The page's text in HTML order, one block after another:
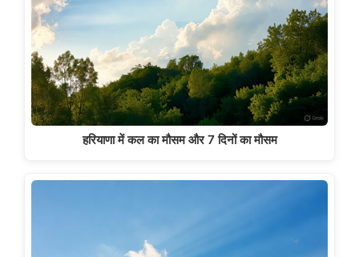
हरियाणा में कल का मौसम और 7 दिनों का मौसम